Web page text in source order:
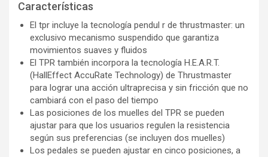
Características
El tpr incluye la tecnología pendul r de thrustmaster: un
exclusivo mecanismo suspendido que garantiza
movimientos suaves y fluidos
El TPR también incorpora la tecnología H.E.A.R.T.
(HallEffect AccuRate Technology) de Thrustmaster
para lograr una acción ultraprecisa y sin fricción que no
cambiará con el paso del tiempo
Las posiciones de los muelles del TPR se pueden
ajustar para que los usuarios regulen la resistencia
según sus preferencias (se incluyen dos muelles)
Los pedales se pueden ajustar en cinco posiciones, a